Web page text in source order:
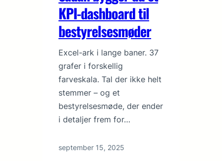
KPI-dashboard til
bestyrelsesmøder
Excel-ark i lange baner. 37
grafer i forskellig
farveskala. Tal der ikke helt
stemmer – og et
bestyrelsesmøde, der ender
i detaljer frem for…
september 15, 2025